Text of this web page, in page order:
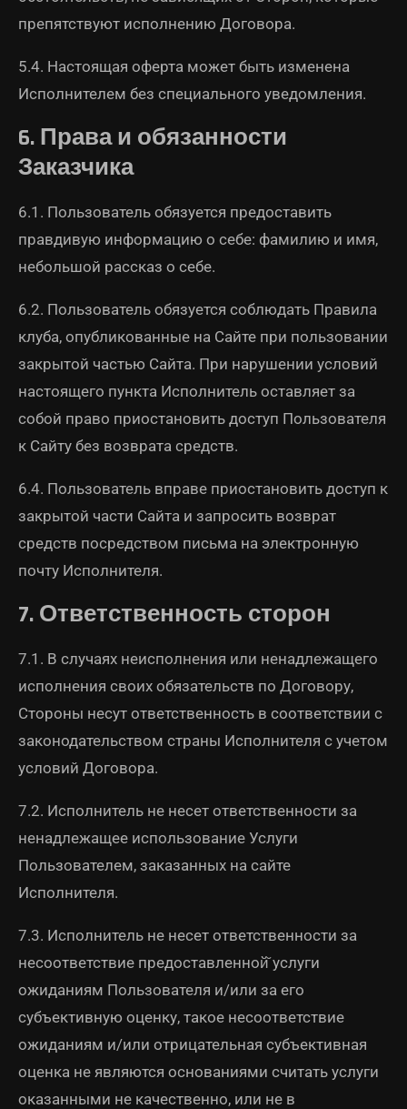
препятствуют исполнению Договора.
5.4. Настоящая оферта может быть изменена
Исполнителем без специального уведомления.
6. Права и обязанности
Заказчика
6.1. Пользователь обязуется предоставить
правдивую информацию о себе: фамилию и имя,
небольшой рассказ о себе.
6.2. Пользователь обязуется соблюдать Правила
клуба, опубликованные на Сайте при пользовании
закрытой частью Сайта. При нарушении условий
настоящего пункта Исполнитель оставляет за
собой право приостановить доступ Пользователя
к Сайту без возврата средств.
6.4. Пользователь вправе приостановить доступ к
закрытой части Сайта и запросить возврат
средств посредством письма на электронную
почту Исполнителя.
7. Ответственность сторон
7.1. В случаях неисполнения или ненадлежащего
исполнения своих обязательств по Договору,
Стороны несут ответственность в соответствии с
законодательством страны Исполнителя с учетом
условий Договора.
7.2. Исполнитель не несет ответственности за
ненадлежащее использование Услуги
Пользователем, заказанных на сайте
Исполнителя.
7.3. Исполнитель не несет ответственности за
несоответствие предоставленной̆ услуги
ожиданиям Пользователя и/или за его
субъективную оценку, такое несоответствие
ожиданиям и/или отрицательная субъективная
оценка не являются основаниями считать услуги
оказанными не качественно, или не в